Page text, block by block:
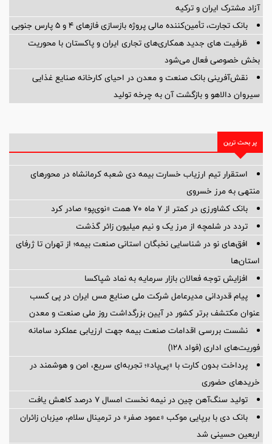
آزاد مشترک ایران و ترکیه
بانک تجارت، تأمین‌کننده مالی پروژه بازسازی فازهای ۴ و ۵ پارس جنوبی
ظرفیت های جدید همکاری‌های تجاری ایران و پاکستان با محوریت
بخش خصوصی فعال می‌شود
نقش‌آفرینی بانک صنعت و معدن در احیای کارخانه صنایع غذایی
سیروان دالاهو و بازگشت آن به چرخه تولید
پر بحث ترین
استقرار تیم ارزیاب خسارت بیمه دی شعبه کرمانشاه در محورهای
منتهی به مرز خسروی
بانک کشاورزی در کمتر از ۷ ماه ۷۰ همت «نوی‌پو» صادر کرد
تردد در شلمچه از مرز یک و نیم میلیون زائر گذشت
افق‌های نو در شناسایی نخبگان استانی صنعت بیمه؛ از تهران تا ژرفای
استان‌ها
افزایش توجه فعالان بازار سرمایه به نماد شپاکسا
پیام قدردانی مدیرعامل شرکت ملی صنایع مس ایران در پی کسب
عنوان مکتشف برتر کشور در آیین بزرگداشت روز ملی صنعت و معدن
نشست بررسی اقدامات صنعت بیمه جهت ارزیابی عملکرد سامانه
فوریت‌های اداری (فواد ۱۲۸)
پرداخت بدون کارت با «پی‌پاد»؛ تجربه‌ای سریع، امن و هوشمند در
خریدهای حضوری
تولید سنگ‌آهن چین در نیمه نخست امسال ۷ درصد کاهش یافت
بانک دی با برپایی موکب «عمود صفر» در ترمینال سلام، میزبان زائران
اربعین حسینی شد